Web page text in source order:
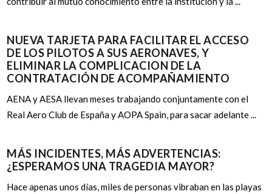
NUEVA TARJETA PARA FACILITAR EL ACCESO
DE LOS PILOTOS A SUS AERONAVES, Y
ELIMINAR LA COMPLICACION DE LA
CONTRATACIÓN DE ACOMPAÑAMIENTO
AENA y AESA llevan meses trabajando conjuntamente con el
Real Aero Club de España y AOPA Spain, para sacar adelante ...
MÁS INCIDENTES, MÁS ADVERTENCIAS:
¿ESPERAMOS UNA TRAGEDIA MAYOR?
Hace apenas unos días, miles de personas vibraban en las playas